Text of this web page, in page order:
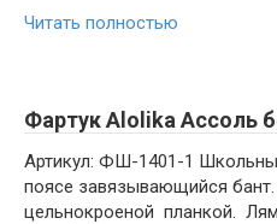
Читать полностью
Фартук Alolika Ассоль
Артикул: ФШ-1401-1
поясе завязывающийся
цельнокроеной планкой.